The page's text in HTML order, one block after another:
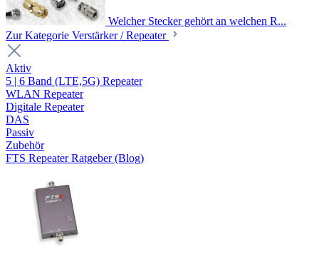
Welcher Stecker gehört an welchen R...
Zur Kategorie Verstärker / Repeater
Aktiv
5 | 6 Band (LTE,5G) Repeater
WLAN Repeater
Digitale Repeater
DAS
Passiv
Zubehör
FTS Repeater Ratgeber (Blog)